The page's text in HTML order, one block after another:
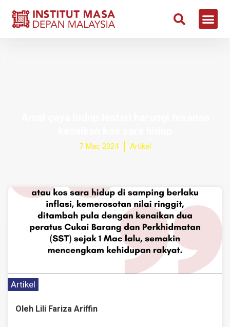
7 Mac 2024 Artikel
Artikel
Oleh Lili Fariza Ariffin